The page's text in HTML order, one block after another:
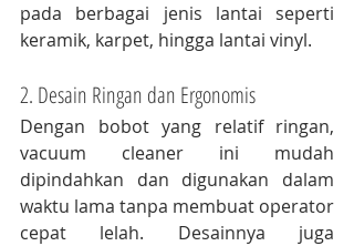
pada berbagai jenis lantai seperti
keramik, karpet, hingga lantai vinyl.
2. Desain Ringan dan Ergonomis
Dengan bobot yang relatif ringan,
vacuum cleaner ini mudah
dipindahkan dan digunakan dalam
waktu lama tanpa membuat operator
cepat lelah. Desainnya juga